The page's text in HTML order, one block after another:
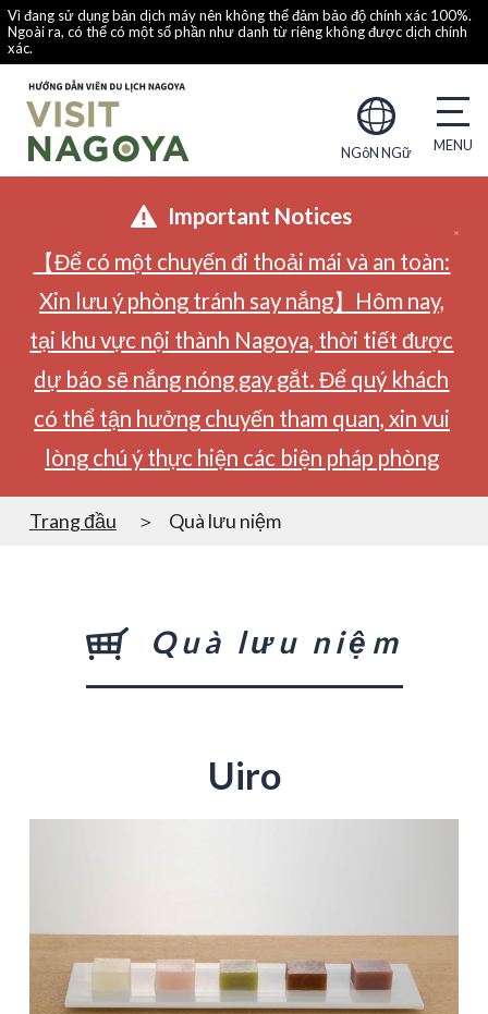
Vì đang sử dụng bản dịch máy nên không thể đảm bảo độ chính xác 100%.
Ngoài ra, có thể có một số phần như danh từ riêng không được dịch chính
xác.
NGôN NGữ
Important Notices
【Để có một chuyến đi thoải mái và an toàn:
Xin lưu ý phòng tránh say nắng】Hôm nay,
tại khu vực nội thành Nagoya, thời tiết được
dự báo sẽ nắng nóng gay gắt. Để quý khách
có thể tận hưởng chuyến tham quan, xin vui
lòng chú ý thực hiện các biện pháp phòng
Trang đầu Quà lưu niệm
Quà lưu niệm
Uiro